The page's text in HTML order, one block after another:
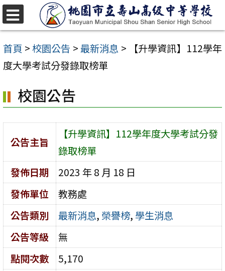
跳
至
主
要
容
區
首頁 >校園公告 >最新消息 >
【升學資訊】112學年
度大學考試分發錄取榜單
校園公告
公告主旨
【升學資訊】112學年度大學考試分發
錄取榜單
發佈日期
2023 年 8 月 18 日
發佈單位
教務處
公告類別
最新消息, 榮譽榜, 學生消息
公告等級
無
點閱次數
5,170
選
單